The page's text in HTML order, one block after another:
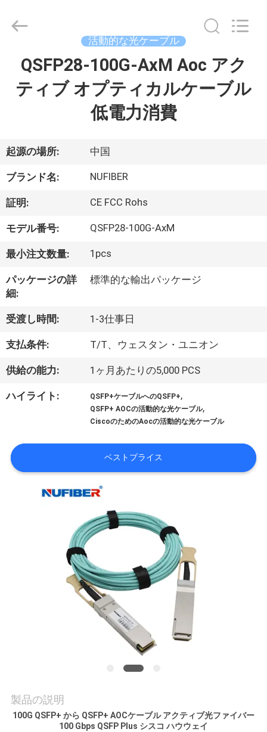
ダ
ク
ト
私
に
つ
い
て
工
旅
行
連
Digital
Technology
Reserved.
Developed
活動的な光ケーブル
QSFP28-100G-AxM Aoc アク
ティブ オプティカルケーブル
低電力消費
起源の場所: 中国
ブランド名: NUFIBER
証明: CE FCC Rohs
モデル番号: QSFP28-100G-AxM
最小注文数量: 1pcs
パッケージの詳
細:
標準的な輸出パッケージ
受渡し時間: 1-3仕事日
支払条件: T/T、ウェスタン・ユニオン
供給の能力: 1ヶ月あたりの5,000 PCS
ハイライト: QSFP+ケーブルへのQSFP+,
QSFP+ AOCの活動的な光ケーブル,
CiscoのためのAocの活動的な光ケーブル
ベストプライス
製品の説明
100G QSFP+ から QSFP+ AOCケーブル アクティブ光ファイバー
100 Gbps QSFP Plus シスコ ハウウェイ